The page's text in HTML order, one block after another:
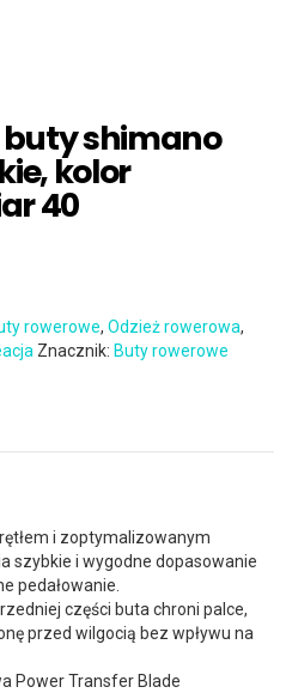
buty shimano
kolor
40
rowerowe, Odzież rowerowa,
Znacznik: Buty rowerowe
i zoptymalizowanym
szybkie i wygodne dopasowanie
pedałowanie.
części buta chroni palce,
przed wilgocią bez wpływu na
Power Transfer Blade